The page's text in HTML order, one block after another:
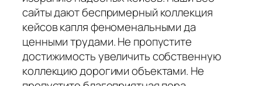
сайты дают беспримерный коллекция
кейсов капля феноменальными да
ценными трудами. Не пропустите
достижимость увеличить собственную
коллекцию дорогими объектами. Не